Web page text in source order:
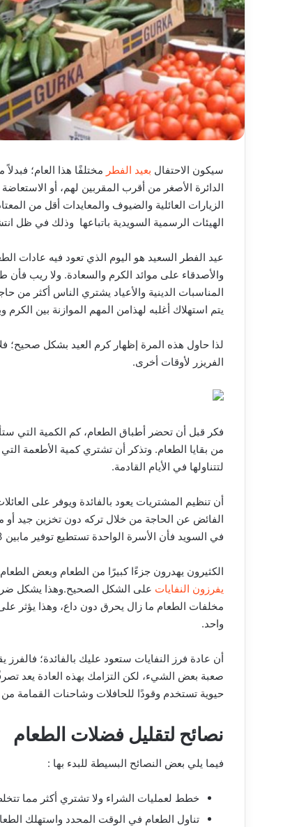
سيكون الاحتفال بعيد الفطر مختلفًا هذا العام؛
الدائرة الأصغر من أقرب المقربين لهم، أو
اﻟﺰﯾﺎرات اﻟﻌﺎﺋﻠﯿﺔ واﻟﻀﯿﻮف واﻟﻤﻌﺎﯾﺪات أﻗﻞ ﻣﻦ
اﻟﻬﯿﺌﺎت اﻟﺮﺳﻤﯿﺔ اﻟﺴﻮﯾﺪﯾﺔ ﺑﺎﺗﺒﺎﻋﻬﺎ وذلك في ظل
ﻋﯿﺪ اﻟﻔﻄﺮ اﻟﺴﻌﯿﺪ ﻫﻮ اﻟﯿﻮم اﻟﺬي ﺗﻌﻮد ﻓﯿﻪ ﻋﺎدات
واﻷﺻﺪﻗﺎء ﻋﻠﻰ ﻣﻮاﺋﺪ اﻟﻜﺮم واﻟﺴﻌﺎدة. ولا ريب فأن
المناسبات الدينية والأعياد يشتري الناس أكثر من
يتم استهلاك أغلبه لهذامن المهم الموازنة بين
لذا حاول هذه المرة إظهار كرم العيد بشكل صحيح؛
الفريزر لأوقات أخرى.
فكر قبل أن تحضر أطباق الطعام، كم الكمية التي
من بقايا الطعام. وتذكر أن تشتري كمية الأطعمة
لتتناولها في الأيام القادمة.
أن تنظيم المشتريات يعود بالفائدة ويوفر على
الفائض عن الحاجة من خلال تركه دون تخزين جيد
في السويد فأن الأسرة الواحدة تستطيع توفير مابين 3 إلى 6 آلاف كرون سنوياً من خلال تنظيم المشتريات .
الكثيرون يهدرون جزءًا كبيرًا من الطعام وبعض
يفرزون النفايات على الشكل الصحيح.وهذا يشكل ضرر
مخلفات الطعام ما زال يحرق دون داع، وهذا يؤثر
واحد.
أن عادة فرز النفايات ستعود عليك بالفائدة؛
صعبة بعض الشيء، لكن التزامك بهذه العادة يعد
حيوية تستخدم وقودًا للحافلات وشاحنات القمامة
نصائح لتقليل فضلات الطعام
فيما يلي بعض النصائح البسيطة للبدء بها :
خطط لعمليات الشراء ولا تشتري أكثر مما
تناول الطعام في الوقت المحدد واستهلك